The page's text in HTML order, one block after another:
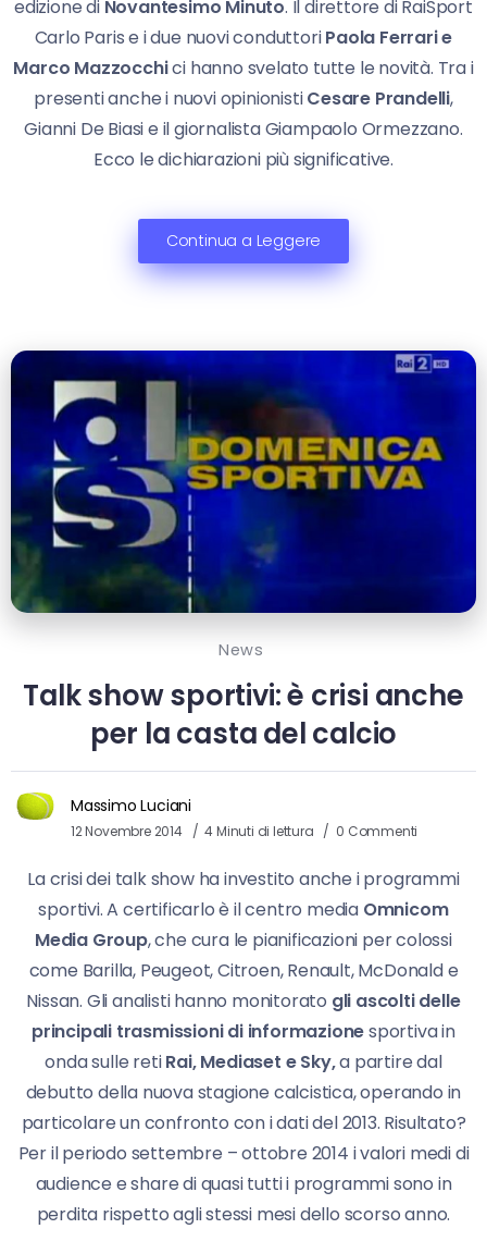
edizione di Novantesimo Minuto. Il direttore di RaiSport
Carlo Paris e i due nuovi conduttoriPaola Ferrari e
Marco Mazzocchici hanno svelato tutte le novità. Tra i
presenti anche i nuovi opinionistiCesare Prandelli,
Gianni De Biasi e il giornalista Giampaolo Ormezzano.
Ecco le dichiarazioni più significative.
Continua a Leggere
News
Talk show sportivi: è crisi anche
per la casta del calcio
Massimo Luciani
12 Novembre 2014 4 Minuti di lettura 0 Commenti
La crisi dei talk show ha investito anche i programmi
sportivi. A certificarlo è il centro media Omnicom
Media Group, che cura le pianificazioni per colossi
come Barilla, Peugeot, Citroen, Renault, McDonald e
Nissan. Gli analisti hanno monitorato gli ascolti delle
principali trasmissioni di informazionesportiva in
onda sulle retiRai, Mediaset e Sky,a partire dal
debutto della nuova stagione calcistica, operando in
particolare un confronto con i dati del 2013. Risultato?
Per il periodo settembre – ottobre 2014 i valori medi di
audience e share di quasi tutti i programmi sono in
perdita rispetto agli stessi mesi dello scorso anno.